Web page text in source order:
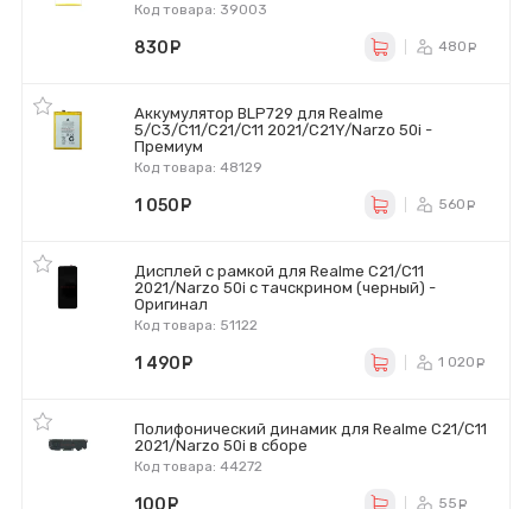
Код товара: 39003
830 480
Аккумулятор BLP729 для Realme
5/C3/C11/C21/C11 2021/C21Y/Narzo 50i -
Премиум
Код товара: 48129
1 050 560
Дисплей с рамкой для Realme C21/C11
2021/Narzo 50i с тачскрином (черный) -
Оригинал
Код товара: 51122
1 490 1 020
Полифонический динамик для Realme C21/C11
2021/Narzo 50i в сборе
Код товара: 44272
100 55